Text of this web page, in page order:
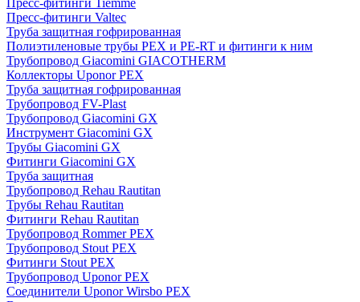
Пресс-фитинги Valtec
Труба защитная гофрированная
Полиэтиленовые трубы PEX и PE-RT и фитинги к ним
Трубопровод Giacomini GIACOTHERM
Коллекторы Uponor PEX
Труба защитная гофрированная
Трубопровод FV-Plast
Трубопровод Giacomini GX
Инструмент Giacomini GX
Трубы Giacomini GX
Фитинги Giacomini GX
Труба защитная
Трубопровод Rehau Rautitan
Трубы Rehau Rautitan
Фитинги Rehau Rautitan
Трубопровод Rommer PEX
Трубопровод Stout PEX
Фитинги Stout PEX
Трубопровод Uponor PEX
Соединители Uponor Wirsbo PEX